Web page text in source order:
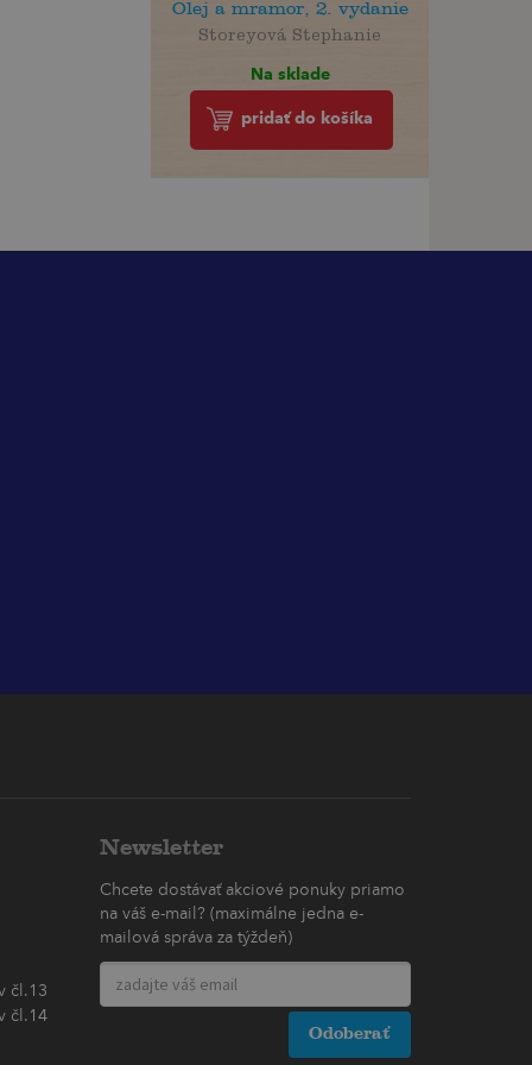
Olej a mramor, 2. vydanie
Storeyová Stephanie
Na sklade
pridať do košíka
čl.13
čl.14
Newsletter
Chcete dostávať akciové ponuky priamo
na váš e-mail? (maximálne jedna e-
mailová správa za týždeň)
Odoberať